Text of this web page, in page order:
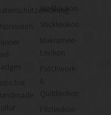
Datenschutzerklärung
Kultur
Wolllexikon
Sticklexikon
Makramee-
Lexikon
Patchwork-
&
Quiltlexikon
Filzlexikon